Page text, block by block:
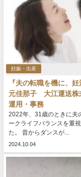
妊娠・出産
『夫の転職を機に、
元佳那子 大江運送株
運用・事務
2022年、31歳のときに夫
ークライフバランスを重
た。 昔からダンスが...
2024.10.04